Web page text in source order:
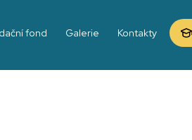
fond Galerie Kontakty